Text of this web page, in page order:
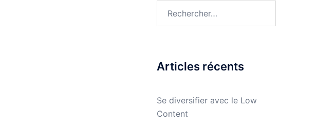
Articles récents
Se diversifier avec le Low
Content